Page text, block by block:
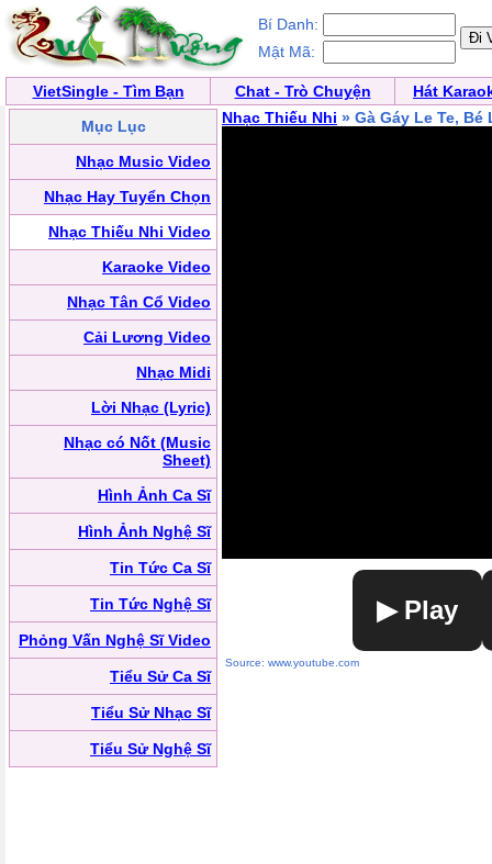
Bí Danh:
Mật Mã:
VietSingle - Tìm Bạn Chat - Trò Chuyện
Hát
Mục Lục
Nhạc Music Video
Nhạc Hay Tuyển Chọn
Nhạc Thiếu Nhi Video
Karaoke Video
Nhạc Tân Cổ Video
Cải Lương Video
Nhạc Midi
Lời Nhạc (Lyric)
Nhạc có Nốt (Music
Sheet)
Hình Ảnh Ca Sĩ
Hình Ảnh Nghệ Sĩ
Tin Tức Ca Sĩ
Tin Tức Nghệ Sĩ
Phỏng Vấn Nghệ Sĩ Video
Tiểu Sử Ca Sĩ
Tiểu Sử Nhạc Sĩ
Tiểu Sử Nghệ Sĩ
Nhạc Thiếu Nhi » Gà Gáy Le Te, Bé
▶ Play
Source: www.youtube.com